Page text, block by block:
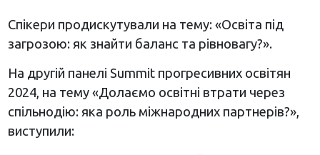
Спікери продискутували на тему: «Освіта під
загрозою: як знайти баланс та рівновагу?».
На другій панелі Summit прогресивних освітян
2024, на тему «Долаємо освітні втрати через
спільнодію: яка роль міжнародних партнерів?»,
виступили: